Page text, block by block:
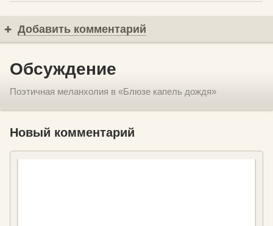
Добавить комментарий
Обсуждение
Поэтичная меланхолия в «Блюзе капель дождя»
Новый комментарий